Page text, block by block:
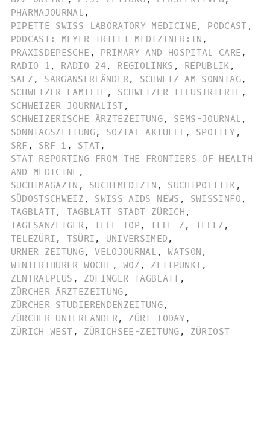
PHARMAJOURNAL ,
PIPETTE SWISS LABORATORY MEDICINE , PODCAST ,
PODCAST: MEYER TRIFFT MEDIZINER:IN ,
PRAXISDEPESCHE , PRIMARY AND HOSPITAL CARE ,
RADIO 1 , RADIO 24, REGIOLINKS , REPUBLIK ,
SAEZ , SARGANSERLÄNDER, SCHWEIZ AM SONNTAG,
SCHWEIZER FAMILIE , SCHWEIZER ILLUSTRIERTE ,
SCHWEIZER JOURNALIST ,
SCHWEIZERISCHE ÄRZTEZEITUNG, SEMS-JOURNAL ,
SONNTAGSZEITUNG, SOZIAL AKTUELL , SPOTIFY ,
SRF , SRF 1 , STAT,
STAT REPORTING FROM THE FRONTIERS OF HEALTH
AND MEDICINE ,
SUCHTMAGAZIN , SUCHTMEDIZIN , SUCHTPOLITIK ,
SÜDOSTSCHWEIZ , SWISS AIDS NEWS , SWISSINFO ,
TAGBLATT, TAGBLATT STADT ZÜRICH ,
TAGESANZEIGER, TELE TOP, TELE Z , TELEZ ,
TELEZÜRI , TSÜRI , UNIVERSIMED ,
URNER ZEITUNG, VELOJOURNAL , WATSON ,
WINTERTHURER WOCHE , WOZ , ZEITPUNKT,
ZENTRALPLUS , ZOFINGER TAGBLATT ,
ZÜRCHER ÄRZTEZEITUNG ,
ZÜRCHER STUDIERENDENZEITUNG,
ZÜRCHER UNTERLÄNDER, ZÜRI TODAY,
ZÜRICH WEST , ZÜRICHSEE-ZEITUNG , ZÜRIOST